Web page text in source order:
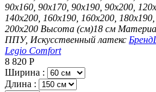
90х160, 90х170, 90х190, 90х200,
140х200, 160х190, 160х200,
200х200 Высота (см)18 см
ППУ, Искусственный латекс Бренд
Legio Comfort
8 820 Р
Ширина :
Длина :